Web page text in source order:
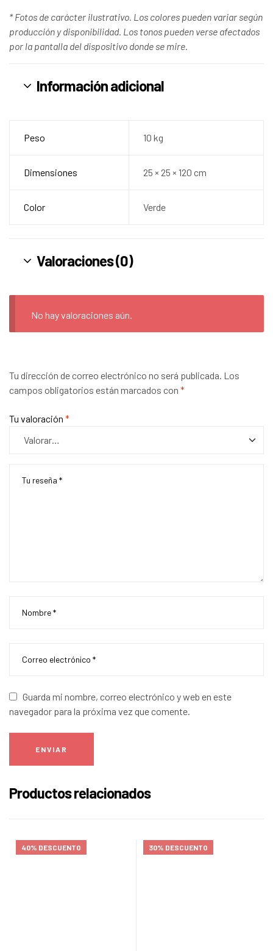
* Fotos de carácter ilustrativo. Los colores pueden variar según
producción y disponibilidad. Los tonos pueden verse afectados
por la pantalla del dispositivo donde se mire.
Información adicional
Peso 10 kg
Dimensiones 25 × 25 × 120 cm
Color Verde
Valoraciones (0)
No hay valoraciones aún.
Tu dirección de correo electrónico no será publicada. Los
campos obligatorios están marcados con *
Tu valoración *
Guarda mi nombre, correo electrónico y web en este
navegador para la próxima vez que comente.
ENVIAR
Productos relacionados
40% DESCUENTO 30% DESCUENTO